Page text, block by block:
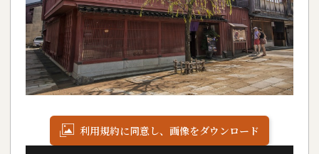
利用規約に同意し、画像をダウンロード